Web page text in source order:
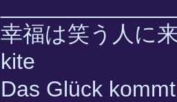
幸福は笑う人に
kite
Das Glück